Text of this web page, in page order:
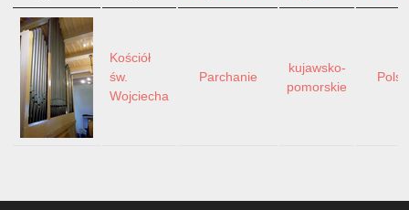
Kościół
św.
Wojciecha
Parchanie
kujawsko-
pomorskie